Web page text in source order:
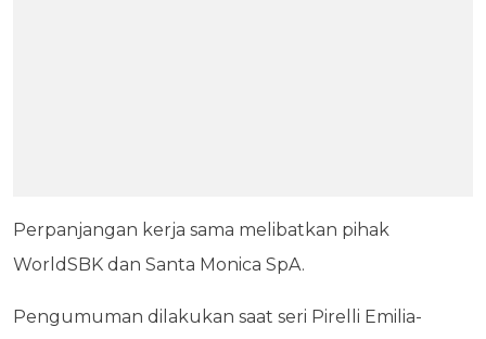
Perpanjangan kerja sama melibatkan pihak
WorldSBK dan Santa Monica SpA.
Pengumuman dilakukan saat seri Pirelli Emilia-